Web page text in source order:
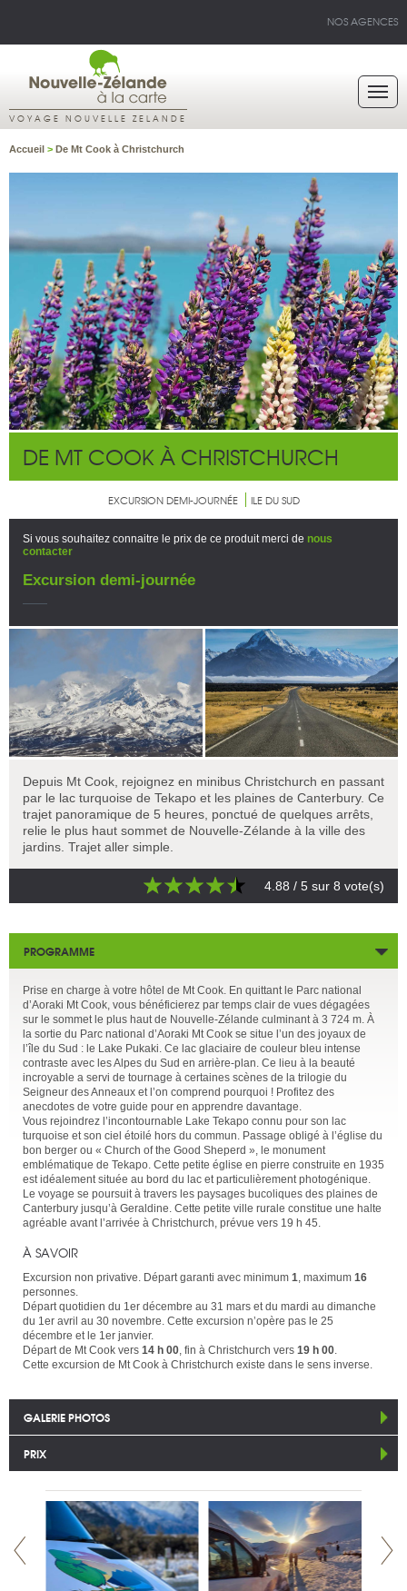
NOS AGENCES
VOYAGE NOUVELLE ZELANDE
Accueil > De Mt Cook à Christchurch
DE MT COOK À CHRISTCHURCH
EXCURSION DEMI-JOURNÉE ILE DU SUD
Si vous souhaitez connaitre le prix de ce produit merci de nous
contacter
Excursion demi-journée
Depuis Mt Cook, rejoignez en minibus Christchurch en passant
par le lac turquoise de Tekapo et les plaines de Canterbury. Ce
trajet panoramique de 5 heures, ponctué de quelques arrêts,
relie le plus haut sommet de Nouvelle-Zélande à la ville des
jardins. Trajet aller simple.
4.88 / 5 sur 8 vote(s)
PROGRAMME
Prise en charge à votre hôtel de Mt Cook. En quittant le Parc national
d’Aoraki Mt Cook, vous bénéficierez par temps clair de vues dégagées
sur le sommet le plus haut de Nouvelle-Zélande culminant à 3 724 m. À
la sortie du Parc national d’Aoraki Mt Cook se situe l’un des joyaux de
l’île du Sud : le Lake Pukaki. Ce lac glaciaire de couleur bleu intense
contraste avec les Alpes du Sud en arrière-plan. Ce lieu à la beauté
incroyable a servi de tournage à certaines scènes de la trilogie du
Seigneur des Anneaux et l’on comprend pourquoi ! Profitez des
anecdotes de votre guide pour en apprendre davantage.
Vous rejoindrez l’incontournable Lake Tekapo connu pour son lac
turquoise et son ciel étoilé hors du commun. Passage obligé à l’église du
bon berger ou « Church of the Good Sheperd », le monument
emblématique de Tekapo. Cette petite église en pierre construite en 1935
est idéalement située au bord du lac et particulièrement photogénique.
Le voyage se poursuit à travers les paysages bucoliques des plaines de
Canterbury jusqu’à Geraldine. Cette petite ville rurale constitue une halte
agréable avant l’arrivée à Christchurch, prévue vers 19 h 45.
À SAVOIR
Excursion non privative. Départ garanti avec minimum 1 , maximum 16
personnes.
Départ quotidien du 1er décembre au 31 mars et du mardi au dimanche
du 1er avril au 30 novembre. Cette excursion n’opère pas le 25
décembre et le 1er janvier.
Départ de Mt Cook vers 14 h 00 , fin à Christchurch vers 19 h 00
Cette excursion de Mt Cook à Christchurch existe dans le sens inverse.
GALERIE PHOTOS
PRIX